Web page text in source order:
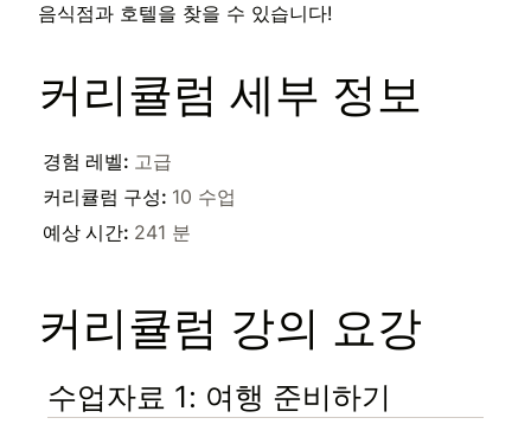
음식점과 호텔을 찾을 수 있습니다!
커리큘럼 세부 정보
경험 레벨: 고급
커리큘럼 구성: 10 수업
예상 시간: 241 분
커리큘럼 강의 요강
수업자료 1: 여행 준비하기